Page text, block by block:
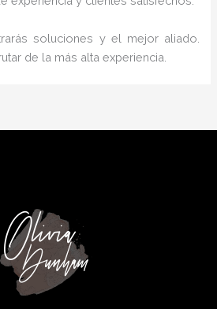
soluciones y el mejor aliado.
de la más alta experiencia.